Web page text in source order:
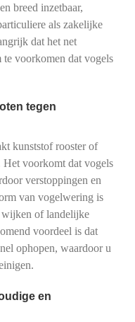
breed inzetbaar,
als zakelijke
dat het net
te voorkomen dat vogels
tegen
kunststof rooster of
Het voorkomt dat vogels
verstoppingen en
van vogelwering is
of landelijke
voordeel is dat
ophopen, waardoor u
en